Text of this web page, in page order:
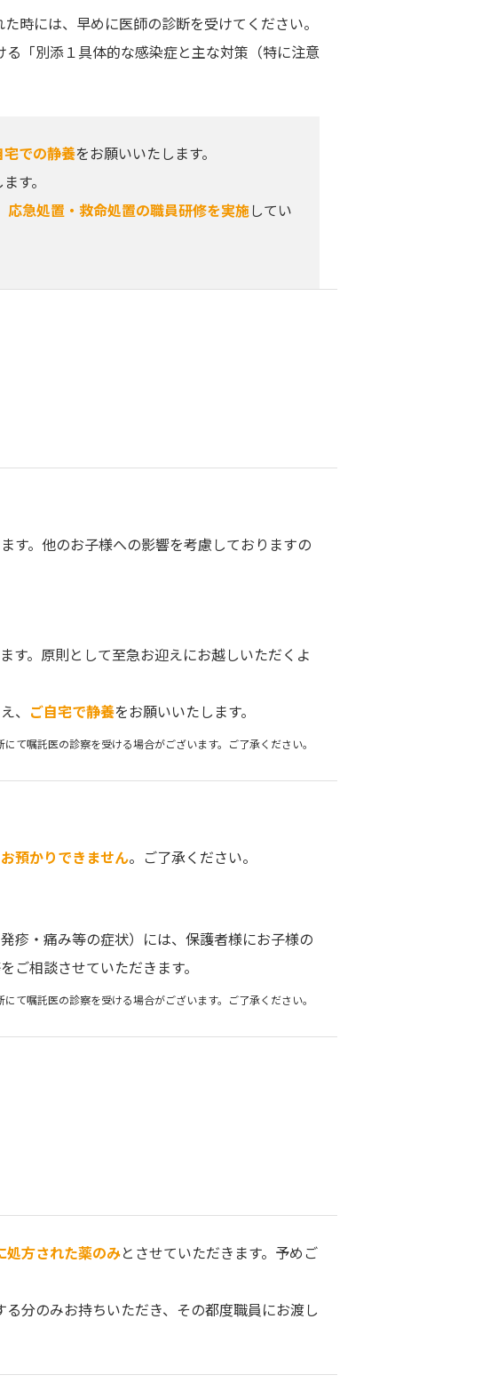
時には、早めに医師の診断を受けてください。
「別添１具体的な感染症と主な対策（特に注意
宅での静養をお願いいたします。
す。
急処置・救命処置の職員研修を実施してい
す。他のお子様への影響を考慮しておりますの
。原則として至急お迎えにお越しいただくよ
、 ご自宅で静養をお願いいたします。
て嘱託医の診察を受ける場合がございます。ご了承ください。
お預かりできません。ご了承ください。
疹・痛み等の症状）には、保護者様にお子様の
相談させていただきます。
て嘱託医の診察を受ける場合がございます。ご了承ください。
処方された薬のみとさせていただきます。予めご
分のみお持ちいただき、その都度職員にお渡し